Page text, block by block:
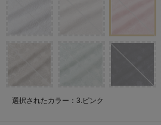
選択されたカラー：3.ピンク